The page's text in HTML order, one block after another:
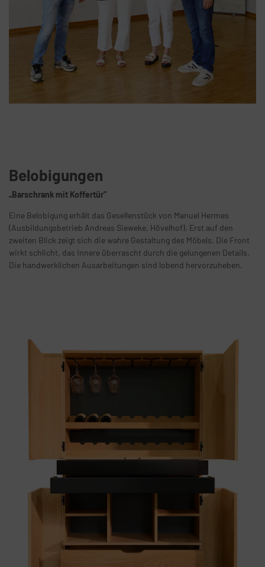
Belobigungen
„Barschrank mit Koffertür“
Eine Belobigung erhält das Gesellenstück von Manuel Hermes
(Ausbildungsbetrieb Andreas Sieweke, Hövelhof). Erst auf den
zweiten Blick zeigt sich die wahre Gestaltung des Möbels. Die Front
wirkt schlicht, das Innere überrascht durch die gelungenen Details.
Die handwerklichen Ausarbeitungen sind lobend hervorzuheben.